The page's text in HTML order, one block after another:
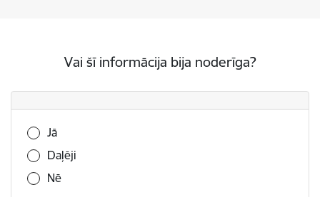
Vai šī informācija bija noderīga?
Vai šī informācija bija noderīga?
Jā
Daļēji
Nē